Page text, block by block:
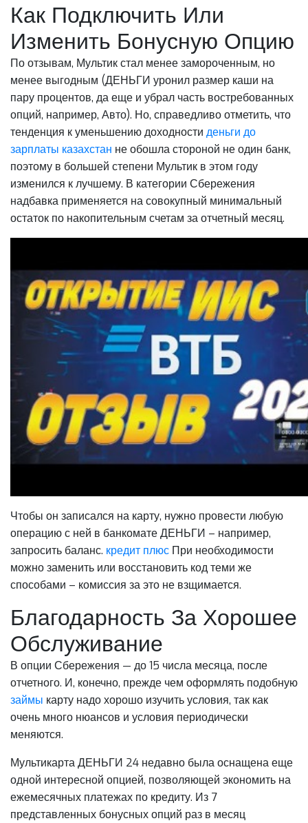
Как Подключить Или
Изменить Бонусную Опцию
По отзывам, Мультик стал менее замороченным, но
менее выгодным (ДЕНЬГИ уронил размер каши на
пару процентов, да еще и убрал часть востребованных
опций, например, Авто). Но, справедливо отметить, что
тенденция к уменьшению доходности деньги до
зарплаты казахстан не обошла стороной не один банк,
поэтому в большей степени Мультик в этом году
изменился к лучшему. В категории Сбережения
надбавка применяется на совокупный минимальный
остаток по накопительным счетам за отчетный месяц.
Чтобы он записался на карту, нужно провести любую
операцию с ней в банкомате ДЕНЬГИ – например,
запросить баланс. кредит плюс При необходимости
можно заменить или восстановить код теми же
способами – комиссия за это не взщимается.
Благодарность За Хорошее
Обслуживание
В опции Сбережения — до 15 числа месяца, после
отчетного. И, конечно, прежде чем оформлять подобную
займы карту надо хорошо изучить условия, так как
очень много нюансов и условия периодически
меняются.
Мультикарта ДЕНЬГИ 24 недавно была оснащена еще
одной интересной опцией, позволяющей экономить на
ежемесячных платежах по кредиту. Из 7
представленных бонусных опций раз в месяц